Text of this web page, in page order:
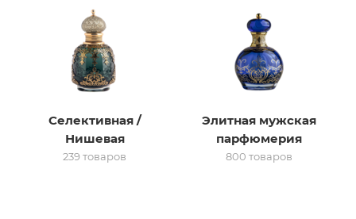
Селективная /
Нишевая
239 товаров
Элитная мужская
парфюмерия
800 товаров